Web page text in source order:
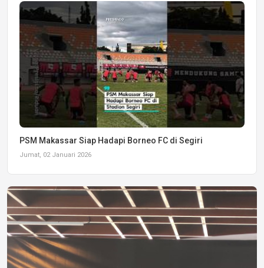
PSM Makassar Siap Hadapi Borneo FC di Segiri
Jumat, 02 Januari 2026